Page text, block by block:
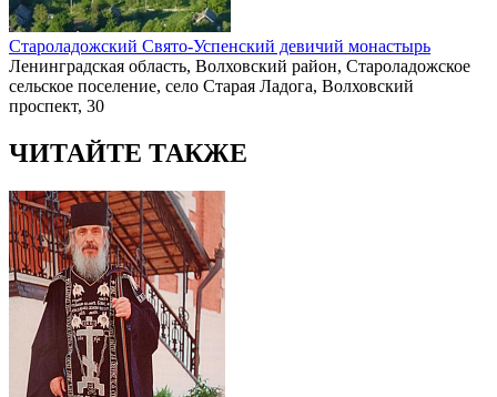
Староладожский Свято-Успенский девичий монастырь
Ленинградская область, Волховский район, Староладожское
сельское поселение, село Старая Ладога, Волховский
проспект, 30
ЧИТАЙТЕ ТАКЖЕ